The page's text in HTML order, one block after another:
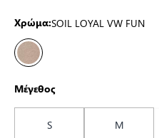
Χρώμα:SOIL LOYAL VW FUN
Μέγεθος
S M